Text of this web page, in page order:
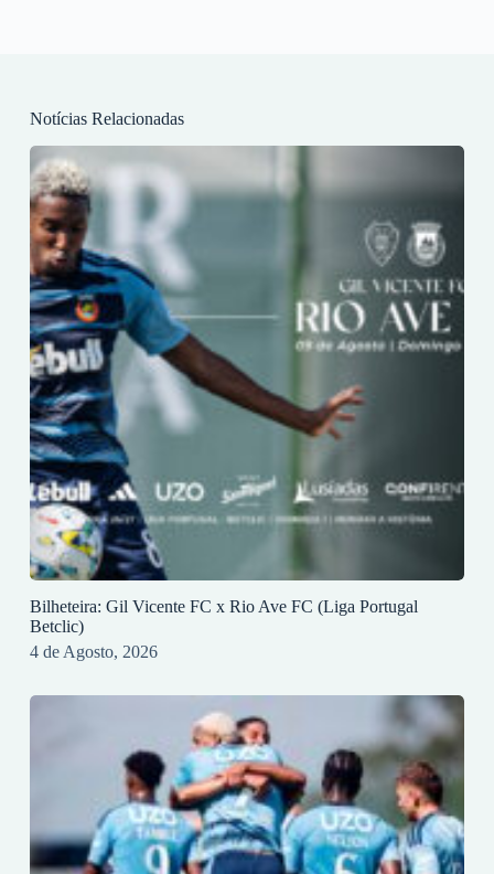
Notícias Relacionadas
Bilheteira: Gil Vicente FC x Rio Ave FC (Liga Portugal
Betclic)
4 de Agosto, 2026